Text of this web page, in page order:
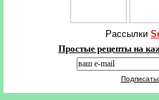
Рассылки
Простые рецепты на